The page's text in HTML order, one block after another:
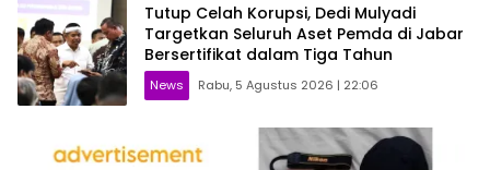
Tutup Celah Korupsi, Dedi Mulyadi
Targetkan Seluruh Aset Pemda di Jabar
Bersertifikat dalam Tiga Tahun
News Rabu, 5 Agustus 2026 | 22:06